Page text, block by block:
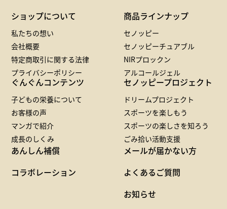
ショップについて
私たちの想い
会社概要
特定商取引に関する法律
プライバシーポリシー
商品ラインナップ
セノッピー
セノッピーチュアブル
NIRプロックン
アルコールジェル
ぐんぐんコンテンツ
子どもの栄養について
お客様の声
マンガで紹介
成長のしくみ
セノッピープロジェクト
ドリームプロジェクト
スポーツを楽しもう
スポーツの楽しさを知ろう
ごみ拾い活動支援
あんしん補償
コラボレーション
メールが届かない方
よくあるご質問
お知らせ